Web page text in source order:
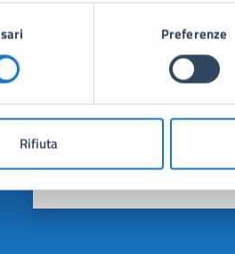
Preferenze
Rifiuta
Quanto sono
pagina?
Valuta 5
Valuta 4 stelle su
Valuta 3 stelle su 5
Valuta 2 stelle su 5
Valuta 1 stelle su 5